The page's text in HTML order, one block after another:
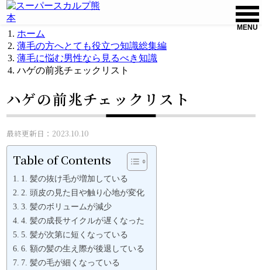
MENU
ホーム
薄毛の方へとても役立つ知識総集編
薄毛に悩む男性なら見るべき知識
ハゲの前兆チェックリスト
ハゲの前兆チェックリスト
最終更新日：2023.10.10
Table of Contents
1. 髪の抜け毛が増加している
2. 頭皮の見た目や触り心地が変化
3. 髪のボリュームが減少
4. 髪の成長サイクルが遅くなった
5. 髪が次第に短くなっている
6. 額の髪の生え際が後退している
7. 髪の毛が細くなっている